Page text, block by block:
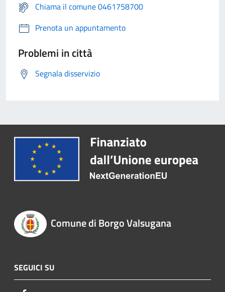
Chiama il comune 0461758700
Prenota un appuntamento
Problemi in città
Segnala disservizio
Comune di Borgo Valsugana
SEGUICI SU